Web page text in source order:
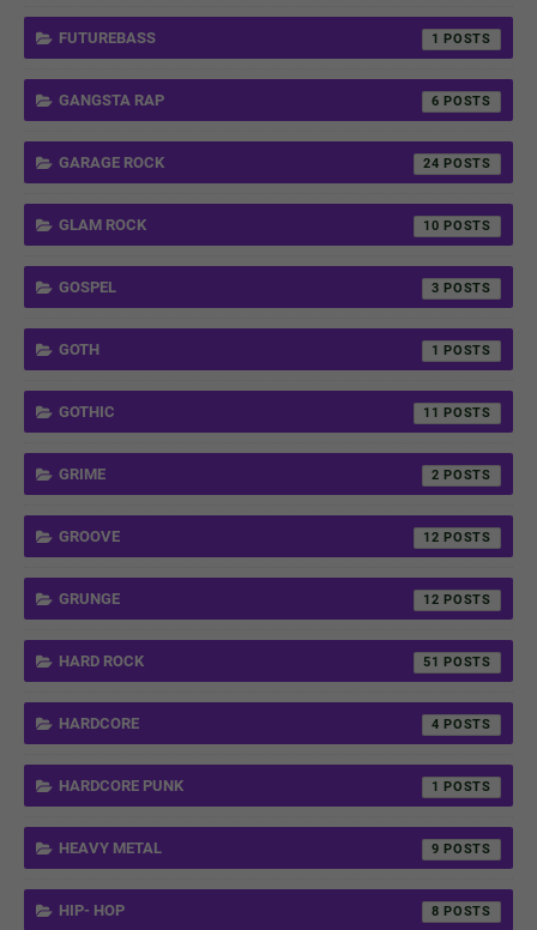
FUTUREBASS 1
GANGSTA RAP 6
GARAGE ROCK 24
GLAM ROCK 10
GOSPEL 3
GOTH 1
GOTHIC 11
GRIME 2
GROOVE 12
GRUNGE 12
HARD ROCK 51
HARDCORE 4
HARDCORE PUNK 1
HEAVY METAL 9
HIP- HOP 8